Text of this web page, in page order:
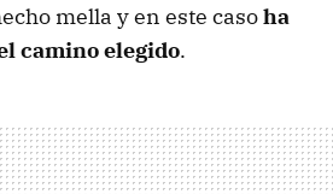
mella y en este casoha
camino elegido.